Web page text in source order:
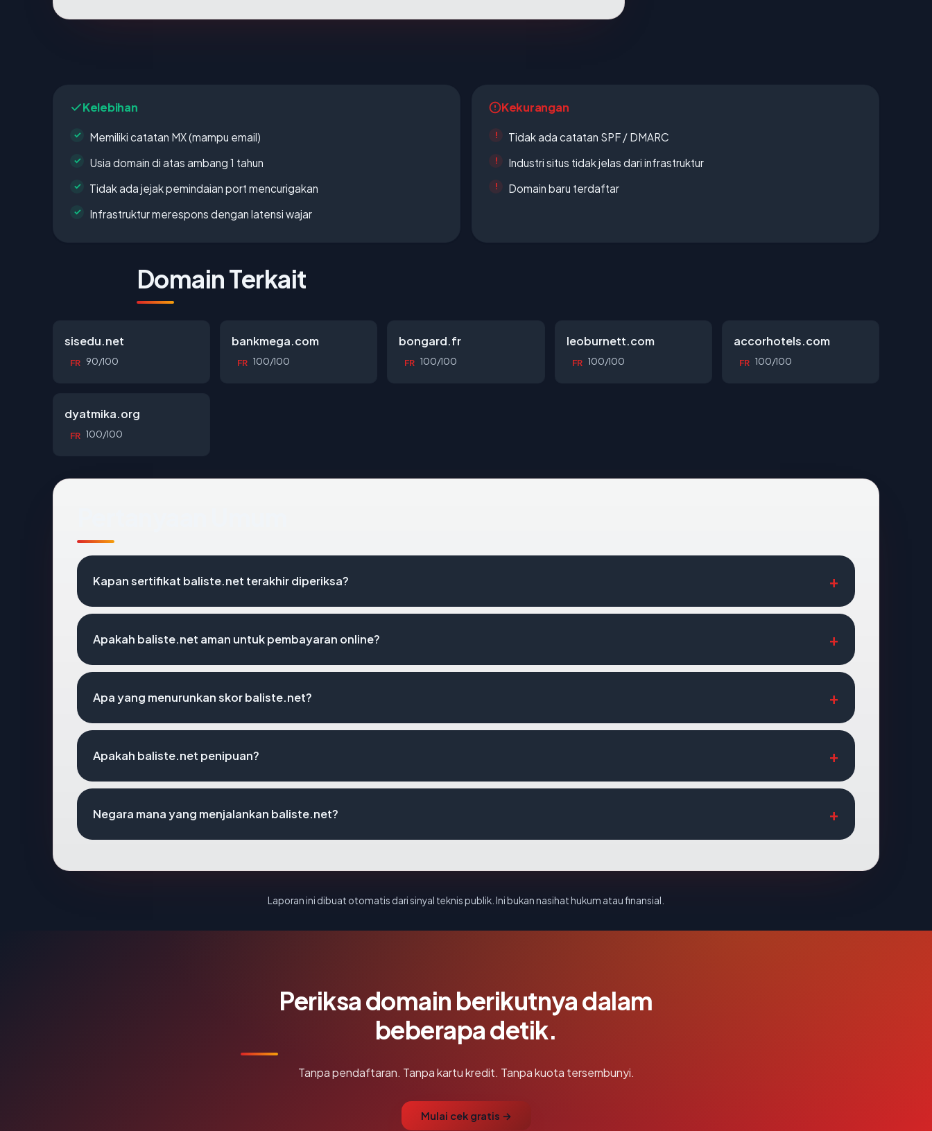
Kelebihan
Memiliki catatan MX (mampu email)
Usia domain di atas ambang 1 tahun
Tidak ada jejak pemindaian port mencurigakan
Infrastruktur merespons dengan latensi wajar
Kekurangan
Tidak ada catatan SPF / DMARC
Industri situs tidak jelas dari infrastruktur
Domain baru terdaftar
Domain Terkait
sisedu.net
FR 90/100
bankmega.com
FR 100/100
bongard.fr
FR 100/100
leoburnett.com
FR 100/100
accorhotels.com
FR 100/100
dyatmika.org
FR 100/100
Kapan sertifikat baliste.net terakhir diperiksa?
Apakah baliste.net aman untuk pembayaran online?
Apa yang menurunkan skor baliste.net?
Apakah baliste.net penipuan?
Negara mana yang menjalankan baliste.net?
Laporan ini dibuat otomatis dari sinyal teknis publik. Ini bukan nasihat hukum atau finansial.
Periksa domain berikutnya dalam
beberapa detik.
Tanpa pendaftaran. Tanpa kartu kredit. Tanpa kuota tersembunyi.
Mulai cek gratis →